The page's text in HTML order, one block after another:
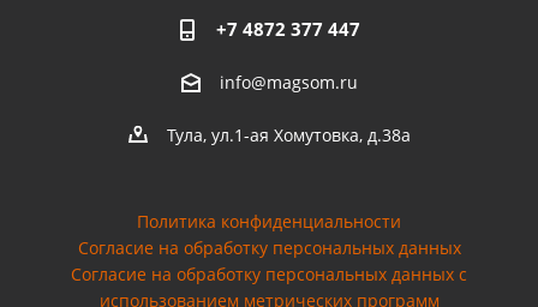
+7 4872 377 447
info@magsom.ru
Тула, ул.1-ая Хомутовка, д.38а
Политика конфиденциальности
Согласие на обработку персональных данных
Cогласие на обработку персональных данных с
использованием метрических программ